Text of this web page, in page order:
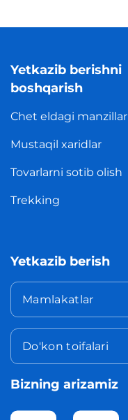
Yetkazib berishni
boshqarish
Chet eldagi manzillar
Mustaqil xaridlar
Tovarlarni sotib olish
Trekking
Yetkazib berish
Mamlakatlar
Do'kon toifalari
Bizning arizamiz